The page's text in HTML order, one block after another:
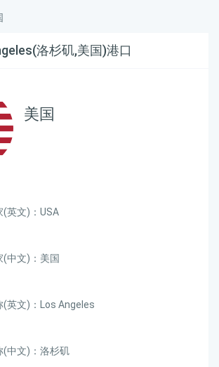
洛杉矶,美国)港口
美国
(英文)：USA
(中文)：美国
(英文)：Los Angeles
(中文)：洛杉矶